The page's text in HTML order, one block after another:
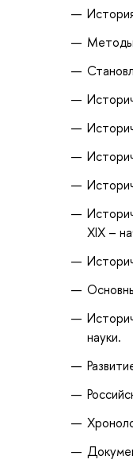
Методы
XIX –
науки.